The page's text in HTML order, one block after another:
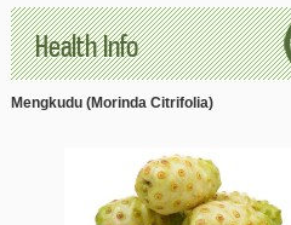
Health Info
Mengkudu (Morinda Citrifolia)